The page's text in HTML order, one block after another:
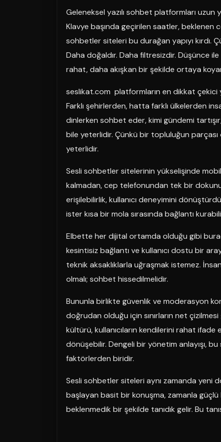
Geleneksel yazılı sohbet platformları
Klavye başında geçirilen saatler, beklenen
sohbetler siteleri bu durağan yapıyı kırdı.
Daha doğaldır. Daha filtresizdir. Düşünce
rahat, daha akışkan bir şekilde ortaya
seslikat.com platformların en dikkat çekici
Farklı şehirlerden, hatta farklı ülkelerden
dinlerken sohbet eder, kimi gündemi
bile yeterlidir. Çünkü bir topluluğun
yeterlidir.
Sesli sohbetler sitelerinin yükselişinde
kalmadan, cep telefonundan tek bir
erişilebilirlik, kullanıcı deneyimini
ister kısa bir mola sırasında bağlantı
Elbette her dijital ortamda olduğu gibi
kesintisiz bağlantı ve kullanıcı dostu bir
teknik aksaklıklarla uğraşmak istemez.
olmalı; sohbet hissedilmelidir.
Bununla birlikte güvenlik ve moderasyon
doğrudan olduğu için sınırların net
kültürü, kullanıcıların kendilerini rahat
dönüşebilir. Dengeli bir yönetim anlayışı,
faktörlerden biridir.
Sesli sohbetler siteleri aynı zamanda yeni
başlayan basit bir konuşma, zamanla güçlü
beklenmedik bir şekilde tanıdık gelir. Bu